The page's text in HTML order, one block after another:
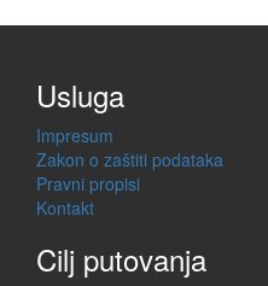
Usluga
Impresum
Zakon o zaštiti podataka
Pravni propisi
Kontakt
Cilj putovanja